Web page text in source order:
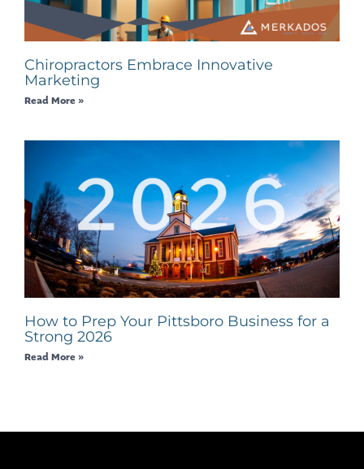
Chiropractors Embrace Innovative
Marketing
Read More »
How to Prep Your Pittsboro Business for a
Strong 2026
Read More »